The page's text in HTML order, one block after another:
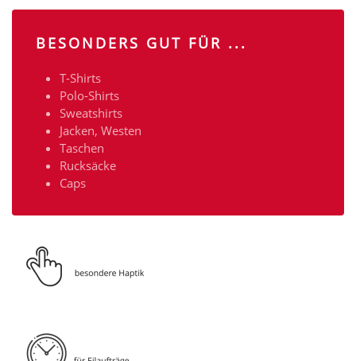
BESONDERS GUT FÜR ...
T-Shirts
Polo-Shirts
Sweatshirts
Jacken, Westen
Taschen
Rucksäcke
Caps